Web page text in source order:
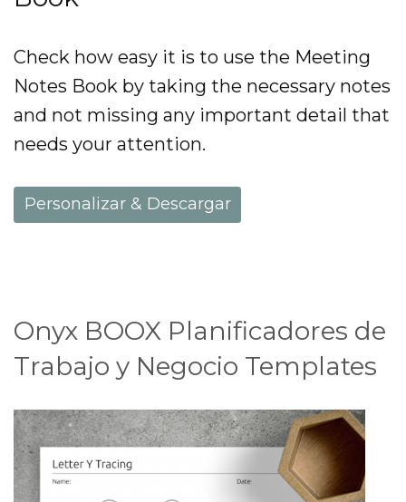
Check how easy it is to use the Meeting
Notes Book by taking the necessary notes
and not missing any important detail that
needs your attention.
Personalizar & Descargar
Onyx BOOX Planificadores de
Trabajo y Negocio Templates